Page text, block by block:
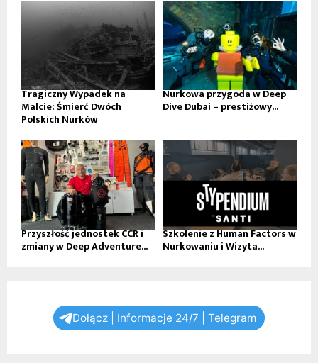
Tragiczny Wypadek na
Malcie: Śmierć Dwóch
Polskich Nurków
Nurkowa przygoda w Deep
Dive Dubai – prestiżowy...
Przyszłość jednostek CCR i
zmiany w Deep Adventure...
Szkolenie z Human Factors w
Nurkowaniu i Wizyta...
Dołącz | Informacje 24/7 | Telegram